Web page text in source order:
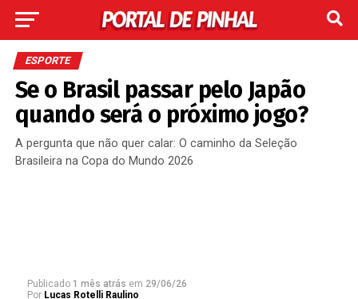
ESPORTE
Se o Brasil passar pelo Japão
quando será o próximo jogo?
A pergunta que não quer calar: O caminho da Seleção
Brasileira na Copa do Mundo 2026
Publicado 1 mês atrás em 29/06/26
Por Lucas Rotelli Raulino